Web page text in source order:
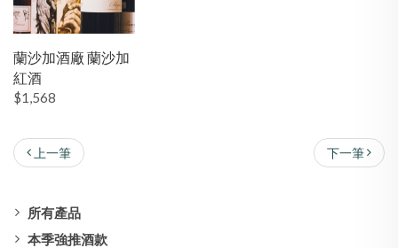
所有產品
本季強推酒款
蘭沙加酒廠 蘭沙加
紅酒
$1,568
下一筆
上一筆